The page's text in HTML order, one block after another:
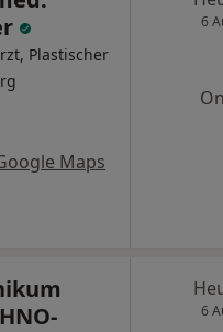
Plastischer
Maps
6
6